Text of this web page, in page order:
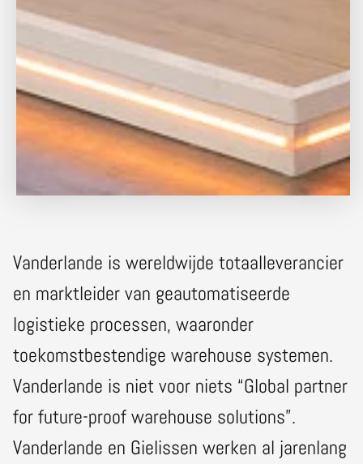
Vanderlande is wereldwijde totaalleverancier
en marktleider van geautomatiseerde
logistieke processen, waaronder
toekomstbestendige warehouse systemen.
Vanderlande is niet voor niets “Global partner
for future-proof warehouse solutions”.
Vanderlande en Gielissen werken al jarenlang